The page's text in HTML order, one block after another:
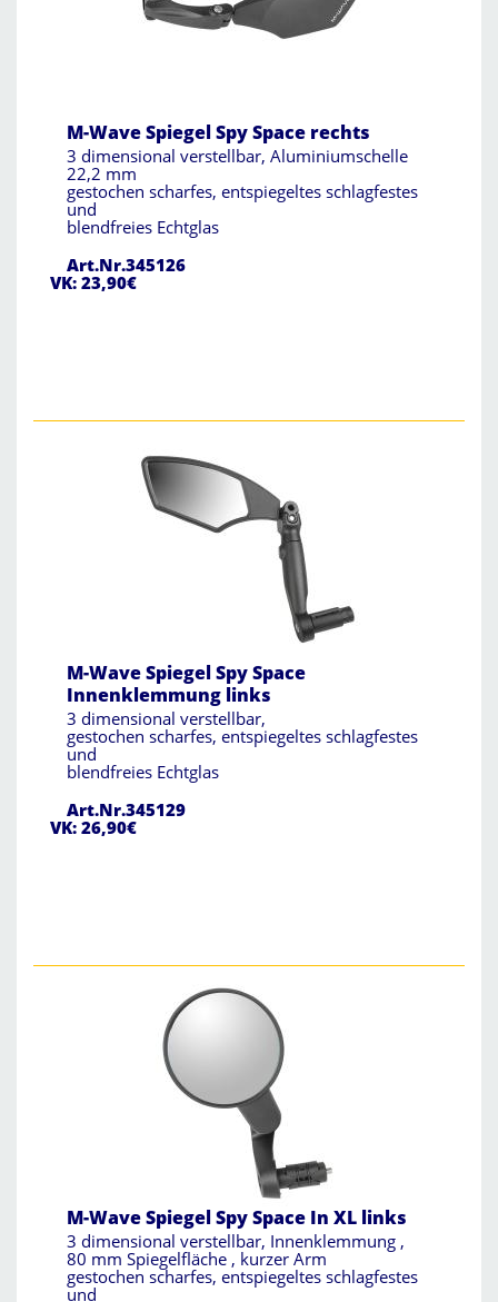
M-Wave Spiegel Spy Space rechts
3 dimensional verstellbar, Aluminiumschelle
22,2 mm
gestochen scharfes, entspiegeltes schlagfestes
und
blendfreies Echtglas
Art.Nr.345126
VK: 23,90€
M-Wave Spiegel Spy Space
Innenklemmung links
3 dimensional verstellbar,
gestochen scharfes, entspiegeltes schlagfestes
und
blendfreies Echtglas
Art.Nr.345129
VK: 26,90€
M-Wave Spiegel Spy Space In XL links
3 dimensional verstellbar, Innenklemmung ,
80 mm Spiegelfläche , kurzer Arm
gestochen scharfes, entspiegeltes schlagfestes
und